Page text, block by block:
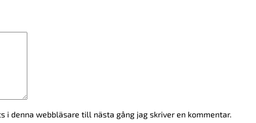
i denna webbläsare till nästa gång jag skriver en kommentar.